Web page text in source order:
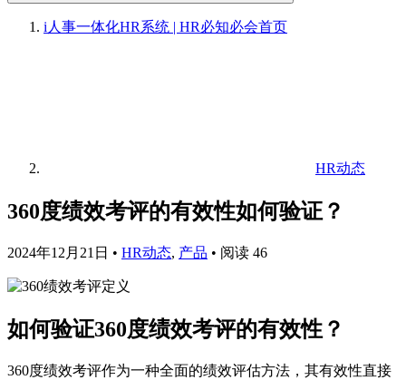
i人事一体化HR系统 | HR必知必会首页
HR动态
360度绩效考评的有效性如何验证？
2024年12月21日 • HR动态, 产品 • 阅读 46
如何验证360度绩效考评的有效性？
360度绩效考评作为一种全面的绩效评估方法，其有效性直接